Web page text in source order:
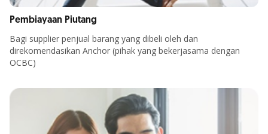
Pembiayaan Piutang
Bagi supplier penjual barang yang dibeli oleh dan
direkomendasikan Anchor (pihak yang bekerjasama dengan
OCBC)